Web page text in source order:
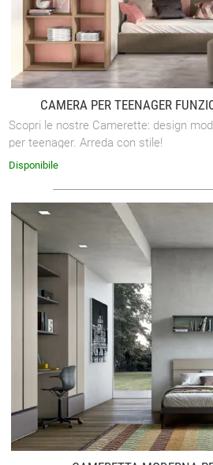
CAMERA PER TEENAGER
Scopri le nostre Camerette: design
per teenager. Arreda con stile!
Disponibile